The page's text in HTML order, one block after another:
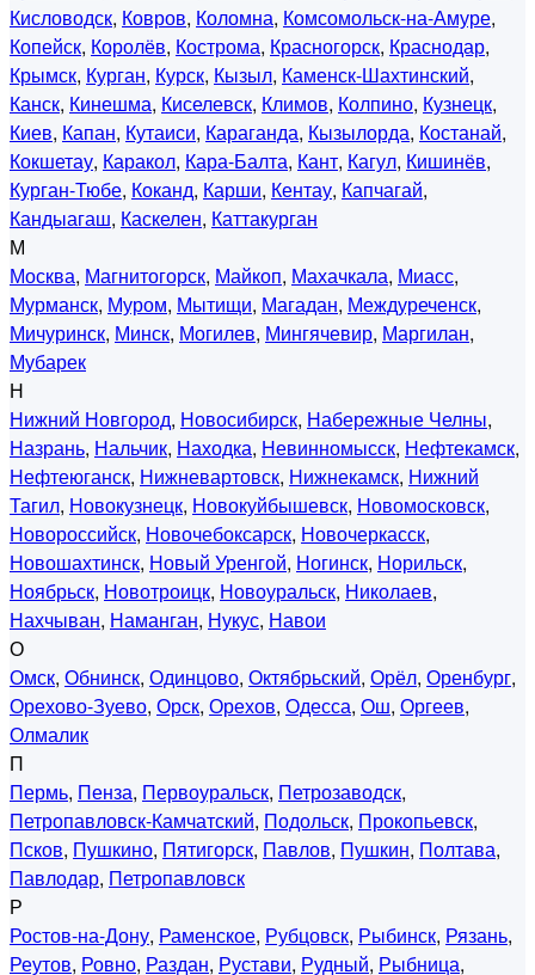
Кисловодск, Ковров, Коломна, Комсомольск-на-Амуре,
Копейск, Королёв, Кострома, Красногорск, Краснодар,
Крымск, Курган, Курск, Кызыл, Каменск-Шахтинский,
Канск, Кинешма, Киселевск, Климов, Колпино, Кузнецк,
Киев, Капан, Кутаиси, Караганда, Кызылорда, Костанай,
Кокшетау, Каракол, Кара-Балта, Кант, Кагул, Кишинёв,
Курган-Тюбе, Коканд, Карши, Кентау, Капчагай,
Кандыагаш, Каскелен, Каттакурган
М
Москва, Магнитогорск, Майкоп, Махачкала, Миасс,
Мурманск, Муром, Мытищи, Магадан, Междуреченск,
Мичуринск, Минск, Могилев, Мингячевир, Маргилан,
Мубарек
Н
Нижний Новгород, Новосибирск, Набережные Челны,
Назрань, Нальчик, Находка, Невинномысск, Нефтекамск,
Нефтеюганск, Нижневартовск, Нижнекамск, Нижний
Тагил, Новокузнецк, Новокуйбышевск, Новомосковск,
Новороссийск, Новочебоксарск, Новочеркасск,
Новошахтинск, Новый Уренгой, Ногинск, Норильск,
Ноябрьск, Новотроицк, Новоуральск, Николаев,
Нахчыван, Наманган, Нукус, Навои
О
Омск, Обнинск, Одинцово, Октябрьский, Орёл, Оренбург,
Орехово-Зуево, Орск, Орехов, Одесса, Ош, Оргеев,
Олмалик
П
Пермь, Пенза, Первоуральск, Петрозаводск,
Петропавловск-Камчатский, Подольск, Прокопьевск,
Псков, Пушкино, Пятигорск, Павлов, Пушкин, Полтава,
Павлодар, Петропавловск
Р
Ростов-на-Дону, Раменское, Рубцовск, Рыбинск, Рязань,
Реутов, Ровно, Раздан, Рустави, Рудный, Рыбница,